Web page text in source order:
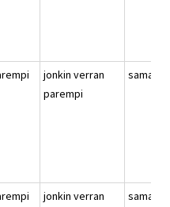
jonkin verran
parempi
jonkin verran